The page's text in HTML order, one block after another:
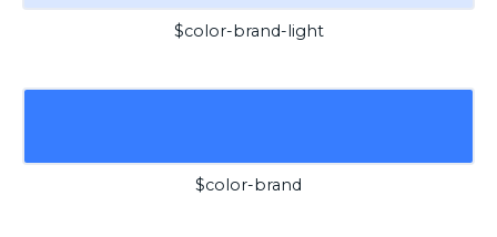
$color-brand-light
$color-brand